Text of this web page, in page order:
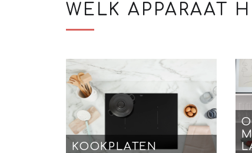
WELK APPARAAT
KOOKPLATEN